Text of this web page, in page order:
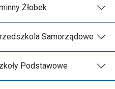
Żłobek
Samorządowe
Podstawowe